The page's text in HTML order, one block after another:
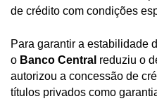
de crédito com condições
Para garantir a estabilidade
o Banco Central reduziu o
autorizou a concessão de
títulos privados como